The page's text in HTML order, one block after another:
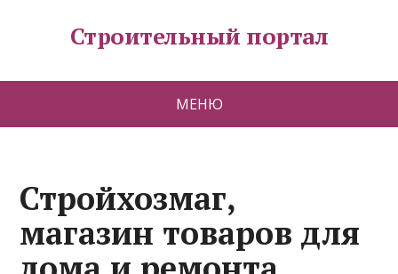
Строительный портал
МЕНЮ
Стройхозмаг,
магазин товаров для